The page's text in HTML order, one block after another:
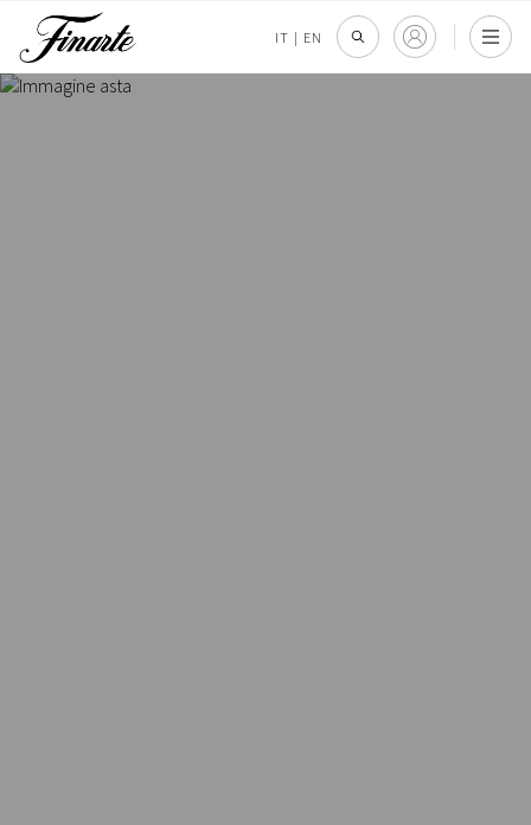
IT | EN